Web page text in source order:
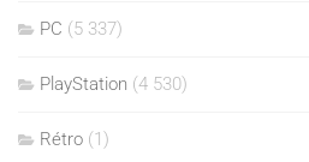
PC (5 337)
PlayStation (4 530)
Rétro (1)